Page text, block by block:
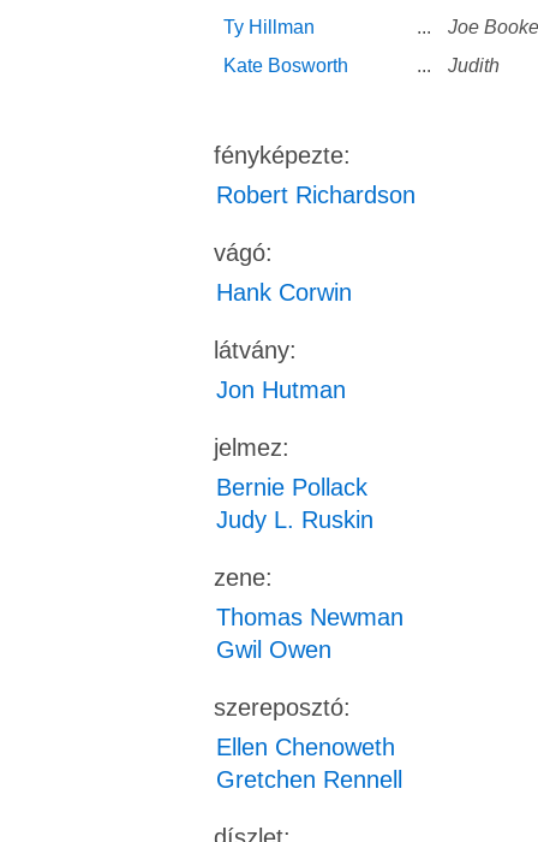
Ty Hillman
...
Joe
Kate Bosworth
... Judith
fényképezte:
Robert Richardson
vágó:
Hank Corwin
látvány:
Jon Hutman
jelmez:
Bernie Pollack
Judy L. Ruskin
zene:
Thomas Newman
Gwil Owen
szereposztó:
Ellen Chenoweth
Gretchen Rennell